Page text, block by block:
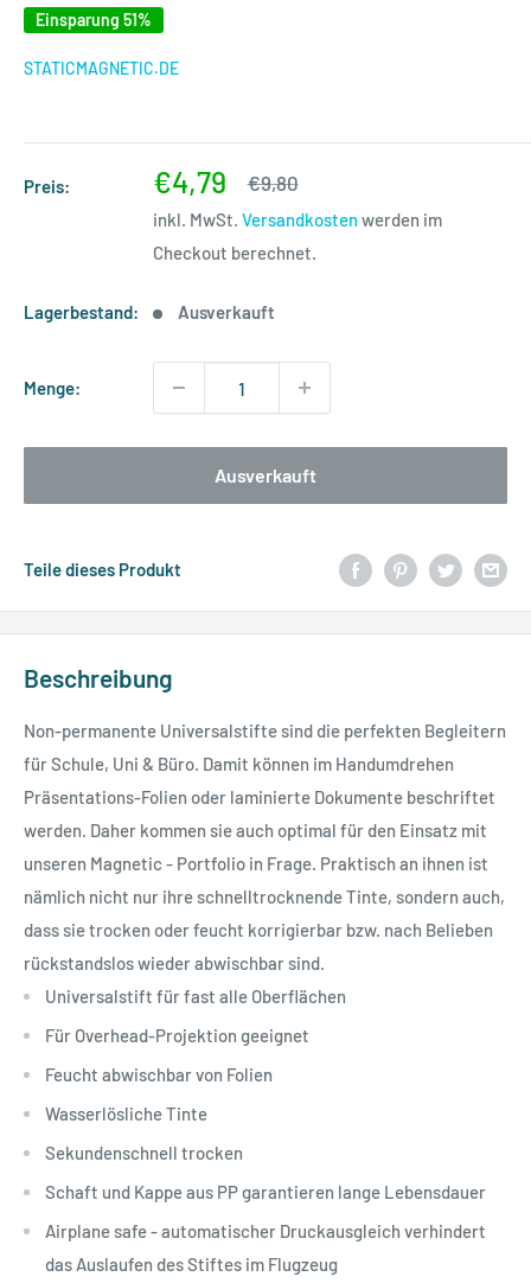
Einsparung 51%
STATICMAGNETIC.DE
Preis: Sonderpreis
€4,79 Normalpreis
€9,80
inkl. MwSt. Versandkostenwerden im
Checkout berechnet.
Lagerbestand: Ausverkauft
Menge:
Ausverkauft
Teile dieses Produkt
Beschreibung
Non-permanente Universalstifte sind die perfekten Begleitern
für Schule, Uni & Büro. Damit können im Handumdrehen
Präsentations-Folien oder laminierte Dokumente beschriftet
werden. Daher kommen sie auch optimal für den Einsatz mit
unseren Magnetic - Portfolio in Frage. Praktisch an ihnen ist
nämlich nicht nur ihre schnelltrocknende Tinte, sondern auch,
dass sie trocken oder feucht korrigierbar bzw. nach Belieben
rückstandslos wieder abwischbar sind.
Universalstift für fast alle Oberflächen
Für Overhead-Projektion geeignet
Feucht abwischbar von Folien
Wasserlösliche Tinte
Sekundenschnell trocken
Schaft und Kappe aus PP garantieren lange Lebensdauer
Airplane safe - automatischer Druckausgleich verhindert
das Auslaufen des Stiftes im Flugzeug